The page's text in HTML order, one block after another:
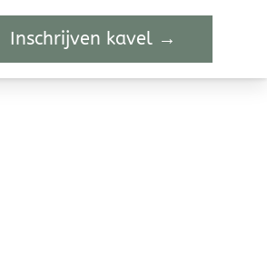
Inschrijven kavel →
Inschrijven kavel →